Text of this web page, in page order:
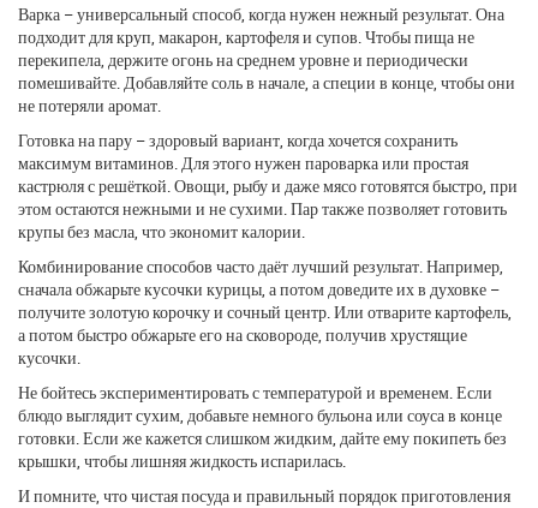
Варка – универсальный способ, когда нужен нежный результат. Она
подходит для круп, макарон, картофеля и супов. Чтобы пища не
перекипела, держите огонь на среднем уровне и периодически
помешивайте. Добавляйте соль в начале, а специи в конце, чтобы они
не потеряли аромат.
Готовка на пару – здоровый вариант, когда хочется сохранить
максимум витаминов. Для этого нужен пароварка или простая
кастрюля с решёткой. Овощи, рыбу и даже мясо готовятся быстро, при
этом остаются нежными и не сухими. Пар также позволяет готовить
крупы без масла, что экономит калории.
Комбинирование способов часто даёт лучший результат. Например,
сначала обжарьте кусочки курицы, а потом доведите их в духовке –
получите золотую корочку и сочный центр. Или отварите картофель,
а потом быстро обжарьте его на сковороде, получив хрустящие
кусочки.
Не бойтесь экспериментировать с температурой и временем. Если
блюдо выглядит сухим, добавьте немного бульона или соуса в конце
готовки. Если же кажется слишком жидким, дайте ему покипеть без
крышки, чтобы лишняя жидкость испарилась.
И помните, что чистая посуда и правильный порядок приготовления